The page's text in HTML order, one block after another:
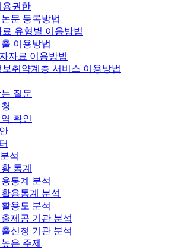
용권한
문 등록방법
료 유형별 이용방법
이용방법
자료 이용방법
보취약계층 서비스 이용방법
질문
확인
석
통계
통계 분석
용통계 분석
용도 분석
제공 기관 분석
신청 기관 분석
은 주제